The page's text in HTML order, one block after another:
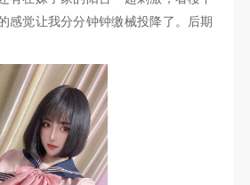
感觉让我分分钟钟缴械投降了。后期